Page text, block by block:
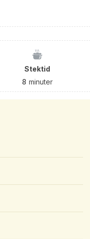
Stektid
8 minuter